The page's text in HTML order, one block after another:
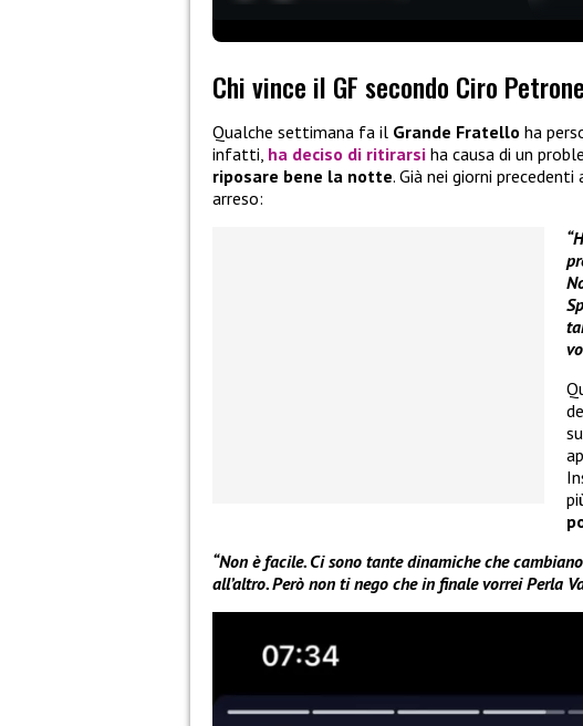
Chi vince il GF secondo Ciro Petrone
Qualche settimana fa il Grande Fratello ha
infatti, ha deciso di ritirarsi ha causa di un
riposare bene la notte. Già nei giorni
arreso:
“Non è facile. Ci sono tante dinamiche che
all’altro. Però non ti nego che in finale vorrei Perla